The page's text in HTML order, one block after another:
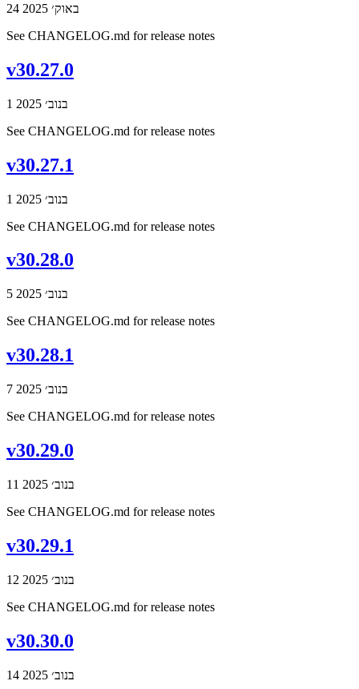
24 באוק׳ 2025
See CHANGELOG.md for release notes
v30.27.0
1 בנוב׳ 2025
See CHANGELOG.md for release notes
v30.27.1
1 בנוב׳ 2025
See CHANGELOG.md for release notes
v30.28.0
5 בנוב׳ 2025
See CHANGELOG.md for release notes
v30.28.1
7 בנוב׳ 2025
See CHANGELOG.md for release notes
v30.29.0
11 בנוב׳ 2025
See CHANGELOG.md for release notes
v30.29.1
12 בנוב׳ 2025
See CHANGELOG.md for release notes
v30.30.0
14 בנוב׳ 2025